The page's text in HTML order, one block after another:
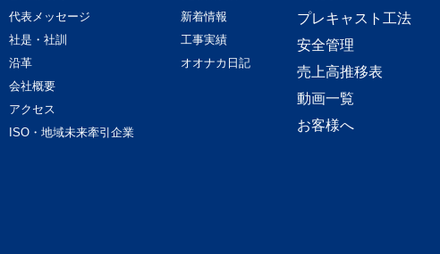
代表メッセージ
社是・社訓
沿革
会社概要
アクセス
ISO・地域未来牽引企業
新着情報
工事実績
オオナカ日記
プレキャスト工法
安全管理
売上高推移表
動画一覧
お客様へ